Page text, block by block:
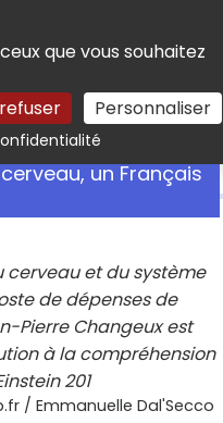
que vous souhaitez
Personnaliser
Rechercher
un Français
cerveau et du système
de dépenses de
Pierre Changeux est
à la compréhension
201
/ Emmanuelle Dal'Secco